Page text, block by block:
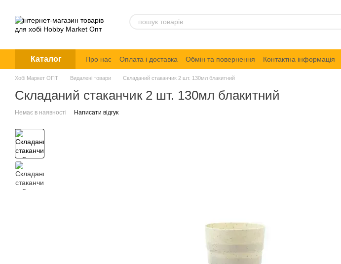
Каталог Про нас Оплата і доставка Обмін та повернення Контактна інформація
Політика конфіденційності
Хобі Маркет ОПТ Видалені товари Складаний стаканчик 2 шт. 130мл блакитний
Складаний стаканчик 2 шт. 130мл блакитний
Немає в наявності Написати відгук